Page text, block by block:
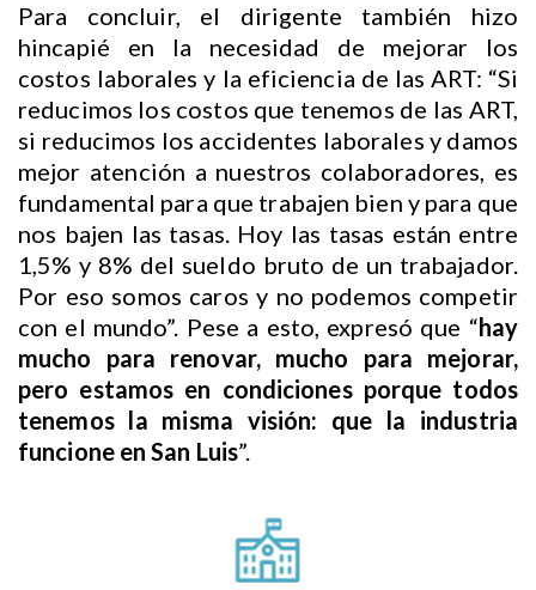
Para concluir, el dirigente también hizo
hincapié en la necesidad de mejorar los
costos laborales y la eficiencia de las ART: “Si
reducimos los costos que tenemos de las ART,
si reducimos los accidentes laborales y damos
mejor atención a nuestros colaboradores, es
fundamental para que trabajen bien y para que
nos bajen las tasas. Hoy las tasas están entre
1,5% y 8% del sueldo bruto de un trabajador.
Por eso somos caros y no podemos competir
con el mundo”. Pese a esto, expresó que “hay
mucho para renovar, mucho para mejorar,
pero estamos en condiciones porque todos
tenemos la misma visión: que la industria
funcione en San Luis”.